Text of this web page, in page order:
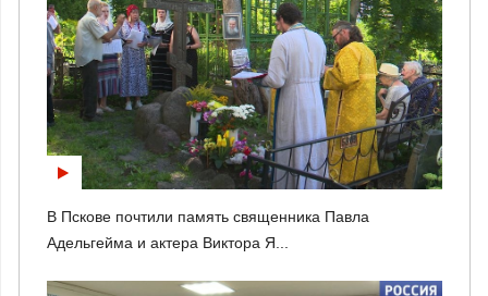
В Пскове почтили память священника Павла
Адельгейма и актера Виктора Я...